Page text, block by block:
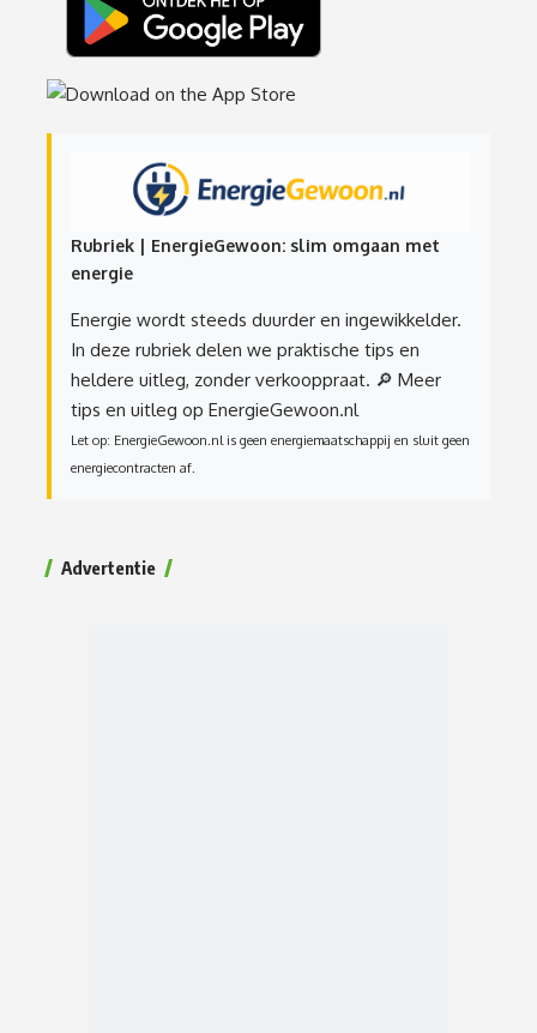
Rubriek | EnergieGewoon: slim omgaan met
energie
Energie wordt steeds duurder en ingewikkelder.
In deze rubriek delen we praktische tips en
heldere uitleg, zonder verkooppraat. 🔎 Meer
tips en uitleg op EnergieGewoon.nl
Let op: EnergieGewoon.nl is geen energiemaatschappij en sluit geen
energiecontracten af.
Advertentie